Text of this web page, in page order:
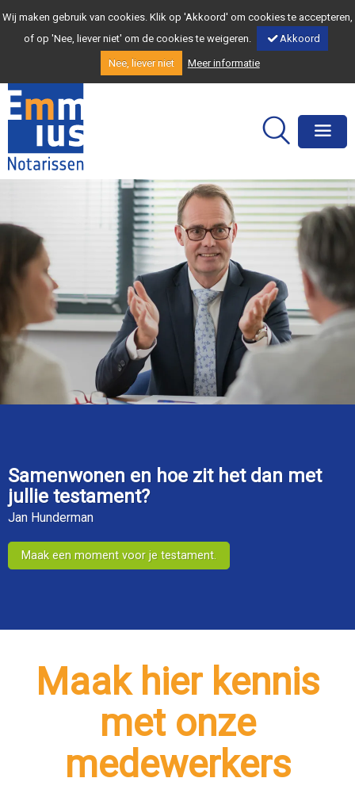
Wij maken gebruik van cookies. Klik op 'Akkoord' om cookies te accepteren,
of op 'Nee, liever niet' om de cookies te weigeren.
Akkoord
Nee, liever niet Meer informatie
Samenwonen en hoe zit het dan met
jullie testament?
Jan Hunderman
Maak een moment voor je testament.
Maak hier kennis
met onze
medewerkers